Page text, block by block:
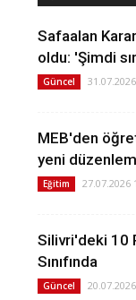
Safaalan
oldu: 'Şimdi
Güncel
MEB'den
yeni
Eğitim 27.07.2026
Silivri'deki 10
Sınıfında
Güncel